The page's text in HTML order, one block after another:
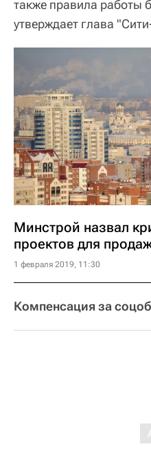
также правила работы
утверждает глава
Минстрой назвал
проектов для
1 февраля 2019, 11:30
Компенсация за